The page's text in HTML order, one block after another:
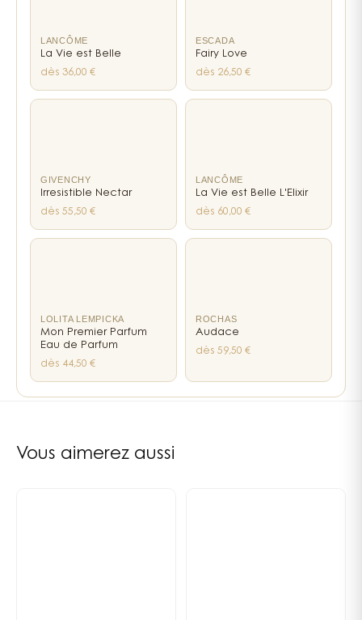
LANCÔME
La Vie est Belle
dès 36,00 €
ESCADA
Fairy Love
dès 26,50 €
GIVENCHY
Irresistible Nectar
dès 55,50 €
LANCÔME
La Vie est Belle L'Elixir
dès 60,00 €
LOLITA LEMPICKA
Mon Premier Parfum
Eau de Parfum
dès 44,50 €
ROCHAS
Audace
dès 59,50 €
liens internes vers les pages notes, familles et
Vous aimerez aussi